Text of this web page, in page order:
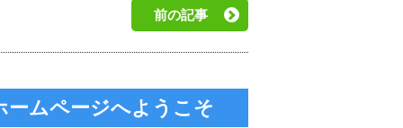
前の記事
ームページへようこそ